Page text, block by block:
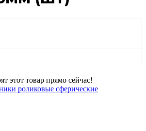
этот товар прямо сейчас!
роликовые сферические